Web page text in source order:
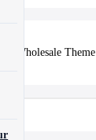
Wholesale Theme